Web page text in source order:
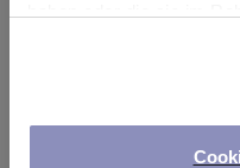
anpassen oder